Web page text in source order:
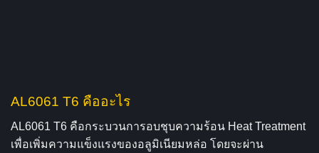
AL6061 T6 คืออะไร
AL6061 T6 คือกระบวนการอบชุบความร้อน Heat Treatment
เพื่อเพิ่มความแข็งแรงของอลูมิเนียมหล่อ โดยจะผ่าน